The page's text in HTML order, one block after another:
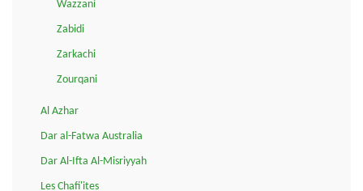
Wazzani
Zabidi
Zarkachi
Zourqani
Al Azhar
Dar al-Fatwa Australia
Dar Al-Ifta Al-Misriyyah
Les Chafi'ites